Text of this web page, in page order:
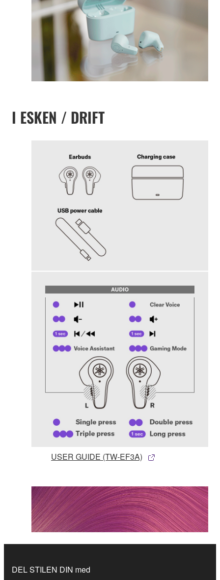
I ESKEN / DRIFT
USER GUIDE (TW-EF3A)
DEL STILEN DIN med